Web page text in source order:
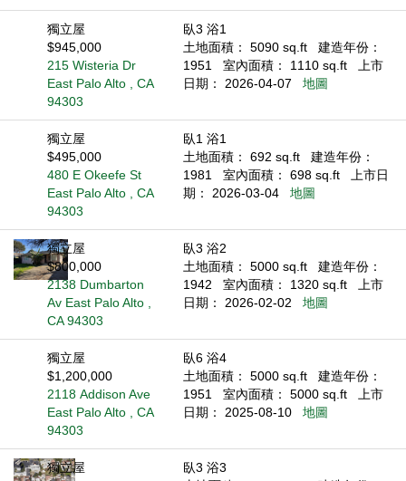
獨立屋
$945,000
215 Wisteria Dr
East Palo Alto , CA
94303
臥3 浴1
土地面積： 5090 sq.ft
建造年份：
1951
室內面積： 1110 sq.ft
上市
日期： 2026-04-07
地圖
獨立屋
$495,000
480 E Okeefe St
East Palo Alto , CA
94303
臥1 浴1
土地面積： 692 sq.ft
建造年份：
1981
室內面積： 698 sq.ft
上市日
期： 2026-03-04
地圖
獨立屋
$800,000
2138 Dumbarton
Av East Palo Alto ,
CA 94303
臥3 浴2
土地面積： 5000 sq.ft
建造年份：
1942
室內面積： 1320 sq.ft
上市
日期： 2026-02-02
地圖
獨立屋
$1,200,000
2118 Addison Ave
East Palo Alto , CA
94303
臥6 浴4
土地面積： 5000 sq.ft
建造年份：
1951
室內面積： 5000 sq.ft
上市
日期： 2025-08-10
地圖
獨立屋
臥3 浴3